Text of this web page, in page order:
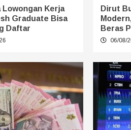
Lowongan Kerja
Graduate Bisa
Daftar
Dirut
Beras
06/08/